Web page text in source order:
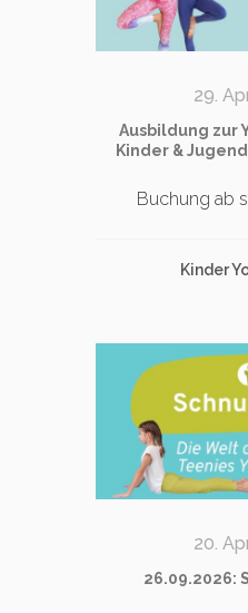
29.
Ausbildung zur
Kinder &
Buchung ab
Kinder
20.
26.09.2026: